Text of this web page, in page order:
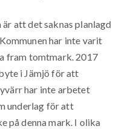
att det saknas planlagd
har inte varit
fram tomtmark. 2017
i Jämjö för att
har inte arbetet
underlag för att
på denna mark. I olika